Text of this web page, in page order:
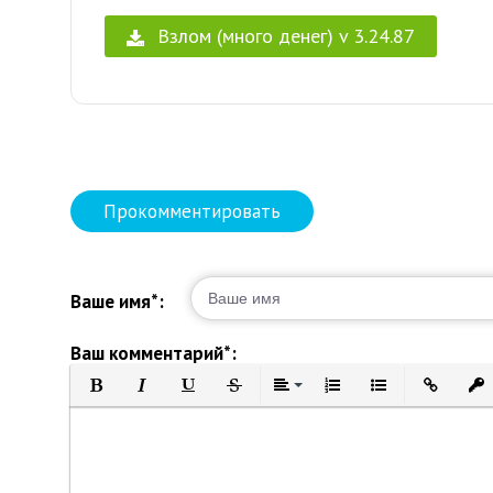
Взлом (много денег) v 3.24.87
Прокомментировать
Ваше имя*:
Ваш комментарий*:
Полужирный
КурсивПодчеркнутый
ЗачеркнутыйВыравнивание
Нумерованный список
Маркированный
Вставить